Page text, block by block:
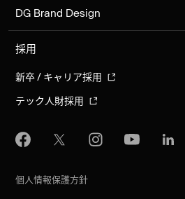
DG Brand Design
採用
新卒 / キャリア採用
テック人財採用
個人情報保護方針